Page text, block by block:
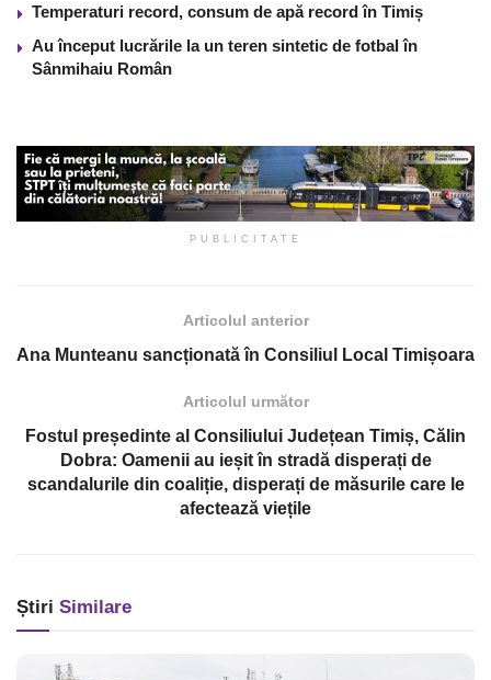
Temperaturi record, consum de apă record în Timiș
Au început lucrările la un teren sintetic de fotbal în
Sânmihaiu Român
PUBLICITATE
Articolul anterior
Ana Munteanu sancționată în Consiliul Local Timișoara
Articolul următor
Fostul președinte al Consiliului Județean Timiș, Călin
Dobra: Oamenii au ieșit în stradă disperați de
scandalurile din coaliție, disperați de măsurile care le
afectează viețile
Știri Similare